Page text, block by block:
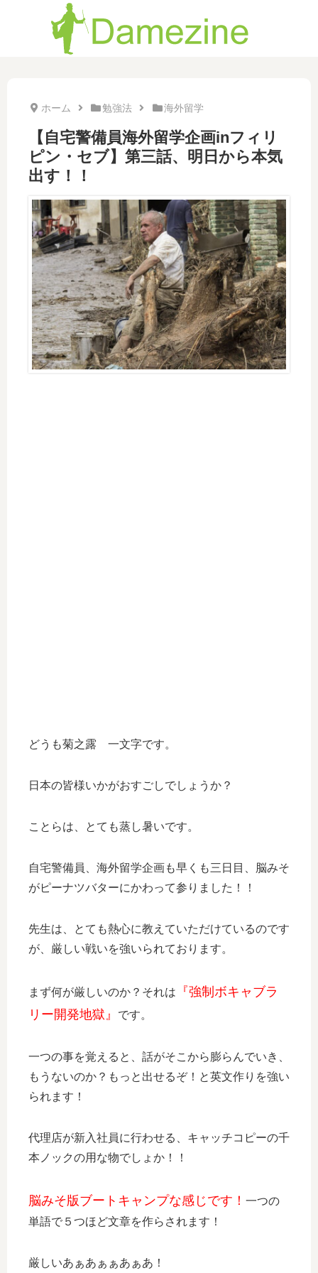
ホーム 勉強法 海外留学
【自宅警備員海外留学企画inフィリ
ピン・セブ】第三話、明日から本気
出す！！
どうも菊之露 一文字です。
日本の皆様いかがおすごしでしょうか？
ことらは、とても蒸し暑いです。
自宅警備員、海外留学企画も早くも三日目、脳みそ
がピーナツバターにかわって参りました！！
先生は、とても熱心に教えていただけているのです
が、厳しい戦いを強いられております。
まず何が厳しいのか？それは
『強制ボキャブラ
リー開発地獄』
です。
一つの事を覚えると、話がそこから膨らんでいき、
もうないのか？もっと出せるぞ！と英文作りを強い
られます！
代理店が新入社員に行わせる、キャッチコピーの千
本ノックの用な物でしょか！！
脳みそ版ブートキャンプな感じです！ 一つの
単語で５つほど文章を作らされます！
厳しいあぁあぁぁあぁあ！